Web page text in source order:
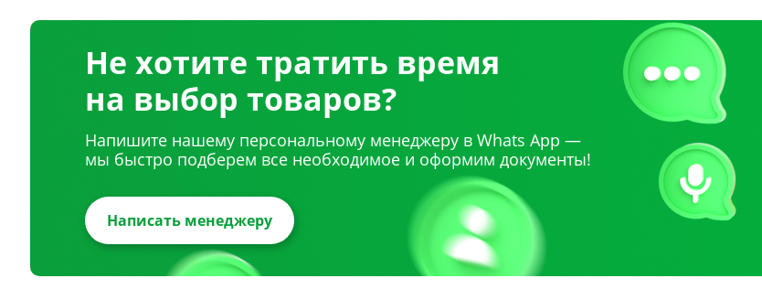
Не хотите тратить время
на выбор товаров?
Напишите нашему персональному менеджеру в Whats App —
мы быстро подберем все необходимое и оформим документы!
Написать менеджеру